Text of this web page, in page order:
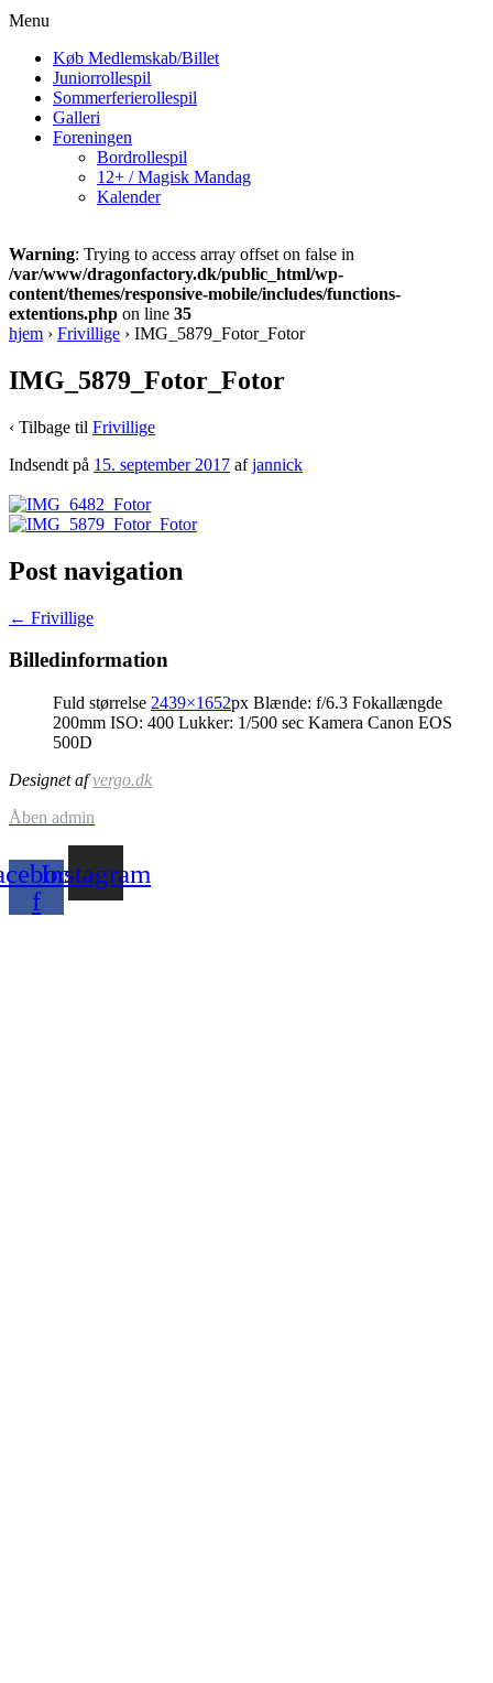
Menu
Køb Medlemskab/Billet
Juniorrollespil
Sommerferierollespil
Galleri
Foreningen
Bordrollespil
12+ / Magisk Mandag
Kalender
Warning: Trying to access array offset on false in
/var/www/dragonfactory.dk/public_html/wp-
content/themes/responsive-mobile/includes/functions-
extentions.php on line 35
hjem › Frivillige › IMG_5879_Fotor_Fotor
IMG_5879_Fotor_Fotor
‹ Tilbage til Frivillige
Indsendt på 15. september 2017 afjannick
Post navigation
← Frivillige
Billedinformation
Fuld størrelse 2439×1652px Blænde: f/6.3 Fokallængde
200mm ISO: 400 Lukker: 1/500 sec Kamera Canon EOS
500D
Designet afvergo.dk
Åben admin
f
Instagram